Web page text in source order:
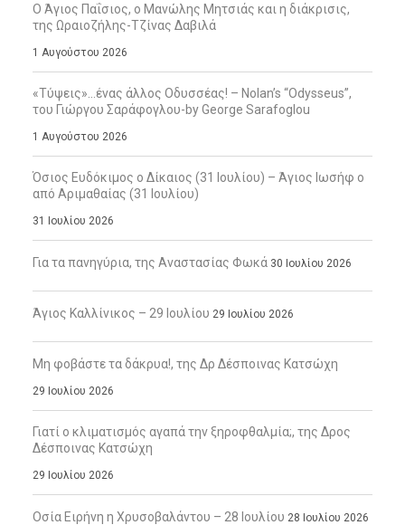
Ο Άγιος Παΐσιος, ο Μανώλης Μητσιάς και η διάκρισις,
της Ωραιοζήλης-Τζίνας Δαβιλά
1 Αυγούστου 2026
«Τύψεις»…ένας άλλος Οδυσσέας! – Nolan’s “Odysseus”,
του Γιώργου Σαράφογλου-by George Sarafoglou
1 Αυγούστου 2026
Όσιος Ευδόκιμος ο Δίκαιος (31 Ιουλίου) – Άγιος Ιωσήφ ο
από Αριμαθαίας (31 Ιουλίου)
31 Ιουλίου 2026
Για τα πανηγύρια, της Αναστασίας Φωκά 30 Ιουλίου 2026
Άγιος Καλλίνικος – 29 Ιουλίου 29 Ιουλίου 2026
Μη φοβάστε τα δάκρυα!, της Δρ Δέσποινας Κατσώχη
29 Ιουλίου 2026
Γιατί ο κλιματισμός αγαπά την ξηροφθαλμία;, της Δρος
Δέσποινας Κατσώχη
29 Ιουλίου 2026
Οσία Ειρήνη η Χρυσοβαλάντου – 28 Ιουλίου 28 Ιουλίου 2026